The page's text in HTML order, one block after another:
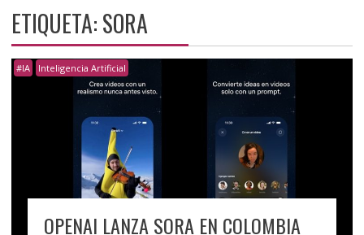
ETIQUETA:SORA
#IA Inteligencia Artificial
OPENAI LANZA SORA EN COLOMBIA